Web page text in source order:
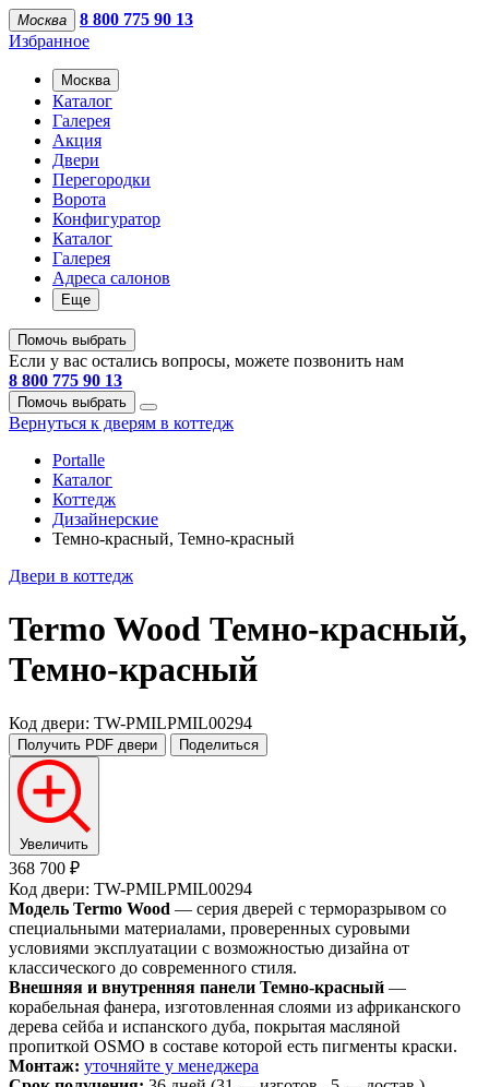
Москва
8 800 775 90 13
Избранное
Москва
Каталог
Галерея
Акция
Двери
Перегородки
Ворота
Конфигуратор
Каталог
Галерея
Адреса салонов
Еще
Помочь выбрать
Если у вас остались вопросы, можете позвонить нам
8 800 775 90 13
Помочь выбрать
Вернуться к дверям в коттедж
Portalle
Каталог
Коттедж
Дизайнерские
Темно-красный, Темно-красный
Двери в коттедж
Termo Wood Темно-красный,
Темно-красный
Код двери: TW-PMILPMIL00294
Получить PDF двери Поделиться
Увеличить
368 700 ₽
Код двери: TW-PMILPMIL00294
Модель Termo Wood — серия дверей с терморазрывом со
специальными материалами, проверенных суровыми
условиями эксплуатации с возможностью дизайна от
классического до современного стиля.
Внешняя и внутренняя панели Темно-красный —
корабельная фанера, изготовленная слоями из африканского
дерева сейба и испанского дуба, покрытая масляной
пропиткой OSMO в составе которой есть пигменты краски.
Монтаж: уточняйте у менеджера